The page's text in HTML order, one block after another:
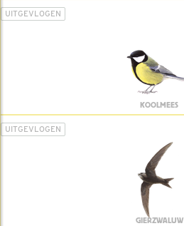
UITGEVLOGEN
KOOLMEES
UITGEVLOGEN
GIERZWALUW